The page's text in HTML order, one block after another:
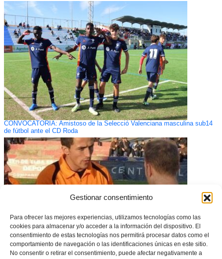
Gestionar consentimiento
Para ofrecer las mejores experiencias, utilizamos tecnologías como las
cookies para almacenar y/o acceder a la información del dispositivo. El
consentimiento de estas tecnologías nos permitirá procesar datos como el
comportamiento de navegación o las identificaciones únicas en este sitio.
No consentir o retirar el consentimiento, puede afectar negativamente a
CONVOCATORIA: Amistoso de la Selecció Valenciana masculina sub14
de fútbol ante el CD Roda